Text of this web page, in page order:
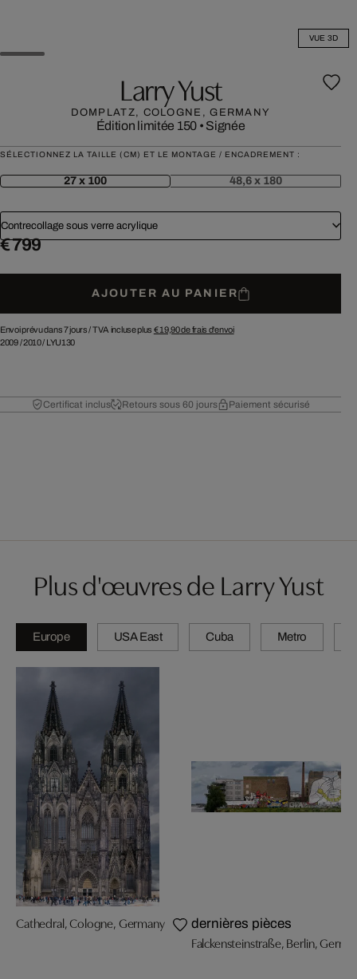
VUE 3D
Larry Yust
DOMPLATZ, COLOGNE, GERMANY
Édition limitée 150 • Signée
SÉLECTIONNEZ LA TAILLE (CM) ET LE MONTAGE / ENCADREMENT :
27 x 100 48,6 x 180
Contrecollage sous verre acrylique
€ 799
AJOUTER AU PANIER
Envoi prévu dans 7 jours /TVA incluse plus € 19,90de frais d'envoi
2009/2010/ LYU130
Certificat inclus Retours sous 60 jours Paiement sécurisé
Plus d'œuvres de Larry Yust
Europe USA East Cuba Metro
Cathedral, Cologne, Germany dernières pièces
Falckensteinstraße, Berlin,